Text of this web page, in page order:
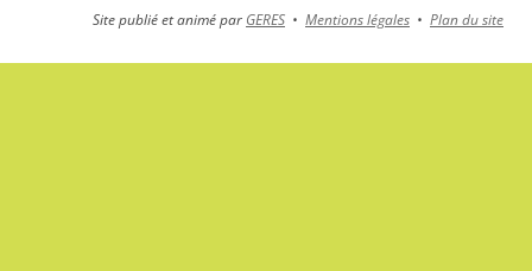
Site publié et animé par GERES • Mentions légales • Plan du site